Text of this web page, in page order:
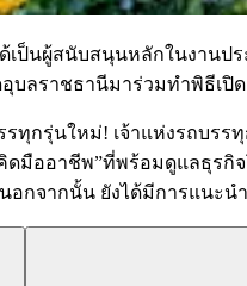
ด้เป็นผู้สนับสนุนหลักในงาน
บลราชธานีมาร่วมทำพิธีเปิ
ทุกรุ่นใหม่! เจ้าแห่งรถบรร
ดมืออาชีพ”ที่พร้อมดูแลธุร
กจากนั้น ยังได้มีการแนะน